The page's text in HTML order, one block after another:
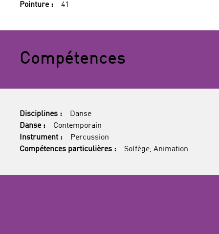
Pointure : 41
Compétences
Disciplines :
Danse
Danse :
Contemporain
Instrument :
Percussion
Compétences particulières :
Solfège, Animation